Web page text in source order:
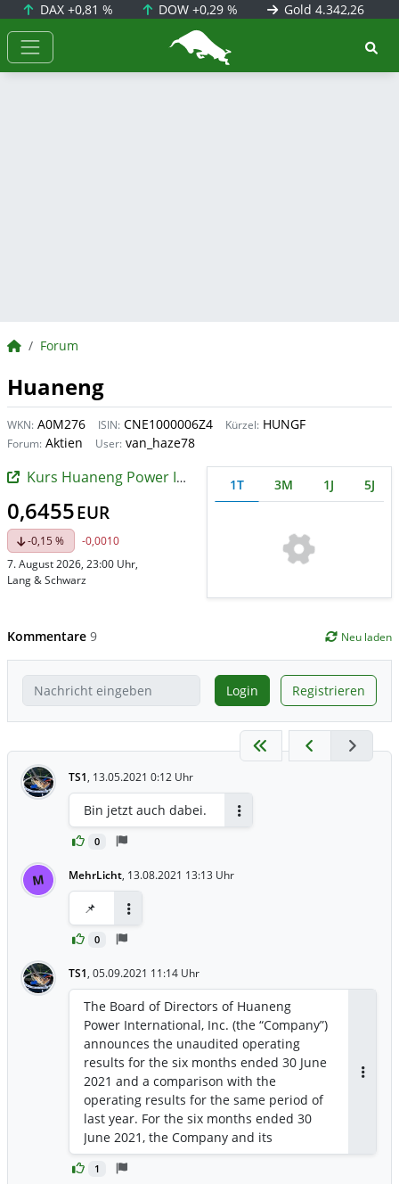
DAX +0,81 % DOW+0,29 % Gold 4.342,26
BörsenNEWS.de
BörsenNEWS.de
Forum
Huaneng
WKN: A0M276 ISIN: CNE1000006Z4 Kürzel: HUNGF
Forum: Aktien User: van_haze78
Kurs Huaneng Power International (H)
0,6455EUR
-0,15 %
-0,0010
7. August 2026, 23:00 Uhr,
Lang & Schwarz
1T 3M 1J 5J
Kommentare 9 Neu laden
Login Registrieren
TS1, 13.05.2021 0:12 Uhr
0
Bin jetzt auch dabei.
M MehrLicht, 13.08.2021 13:13 Uhr
0
📌
TS1, 05.09.2021 11:14 Uhr
1
The Board of Directors of Huaneng
Power International, Inc. (the “Company”)
announces the unaudited operating
results for the six months ended 30 June
2021 and a comparison with the
operating results for the same period of
last year. For the six months ended 30
June 2021, the Company and its
subsidiaries recorded consolidated
operating revenue of RMB95.116 billion,